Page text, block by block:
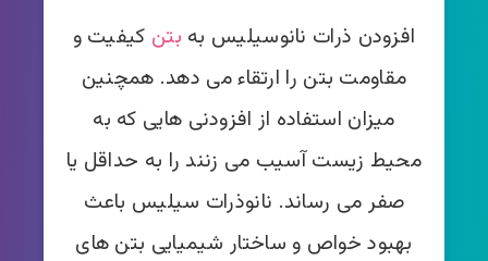
افزودن ذرات نانوسیلیس به بتن کیفیت و
مقاومت بتن را ارتقاء می دهد. همچنین
میزان استفاده از افزودنی هایی که به
محیط زیست آسیب می زنند را به حداقل یا
صفر می رساند. نانوذرات سیلیس باعث
بهبود خواص و ساختار شیمیایی بتن های